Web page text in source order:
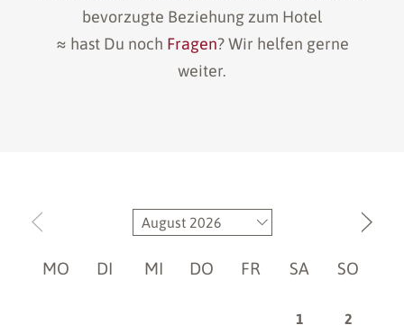
bevorzugte Beziehung zum Hotel
≈ hast Du noch Fragen? Wir helfen gerne
weiter.